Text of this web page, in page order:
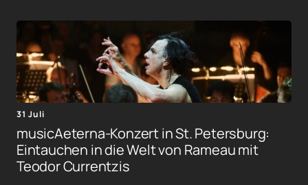
31 Juli
musicAeterna-Konzert in St. Petersburg:
Eintauchen in die Welt von Rameau mit
Teodor Currentzis